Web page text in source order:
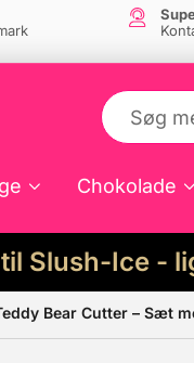
Chokolade
Slush-Ice -
af disse
Bear Cutter – Sæt